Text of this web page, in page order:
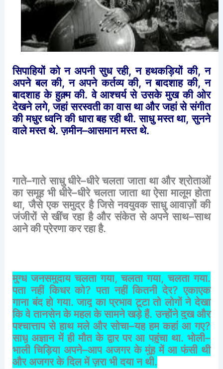
सिपाहियों को न अपनी सुध रही,न हथकड़ियों की,न
अपने बल की,न अपने कर्तव्य की,न बादशाह की,न
बादशाह के हुक़्म की.वे आश्चर्य से उसके मुख की ओर
देखने लगे,जहां सरस्वती का वास था और जहां से संगीत
की मधुर ध्वनि की धारा बह रही थी.साधु मस्त था,सुनने
वालेमस्त थे.ज़मीन–आसमानमस्त थे.
गाते–गाते साधु धीरे–धीरे चलता जाता था और श्रोताओं
का समूह भी धीरे–धीरे चलता जाता था ऐसा मालूम होता
था,जैसे एक समुद्र है जिसे नवयुवक साधु आवाज़ों की
जंजीरों से खींच रहा है और संकेत से अपने साथ–साथ
आनेकीप्रेरणाकररहाहै.
मुग्ध जनसमुदाय चलता गया,चलता गया,चलता गया.
पता नहीं किधर को?पता नहीं कितनी देर?एकाएक
गाना बंद हो गया.जादू का प्रभाव टूटा तो लोगों ने देखा
कि वे तानसेनकेमहलकेसामने खड़े हैं.उन्होंनेदुख और
पश्चात्ताप से हाथ मले और सोचा–यह हम कहां आ गए?
साधु अज्ञान में ही मौत के द्वार पर आ पहुंचा था. भोली–
भाली चिड़िया अपने–आप अजगर के मुंह में आ फंसी थी
और अजगर के दिल में ज़रा भी दया न थी.